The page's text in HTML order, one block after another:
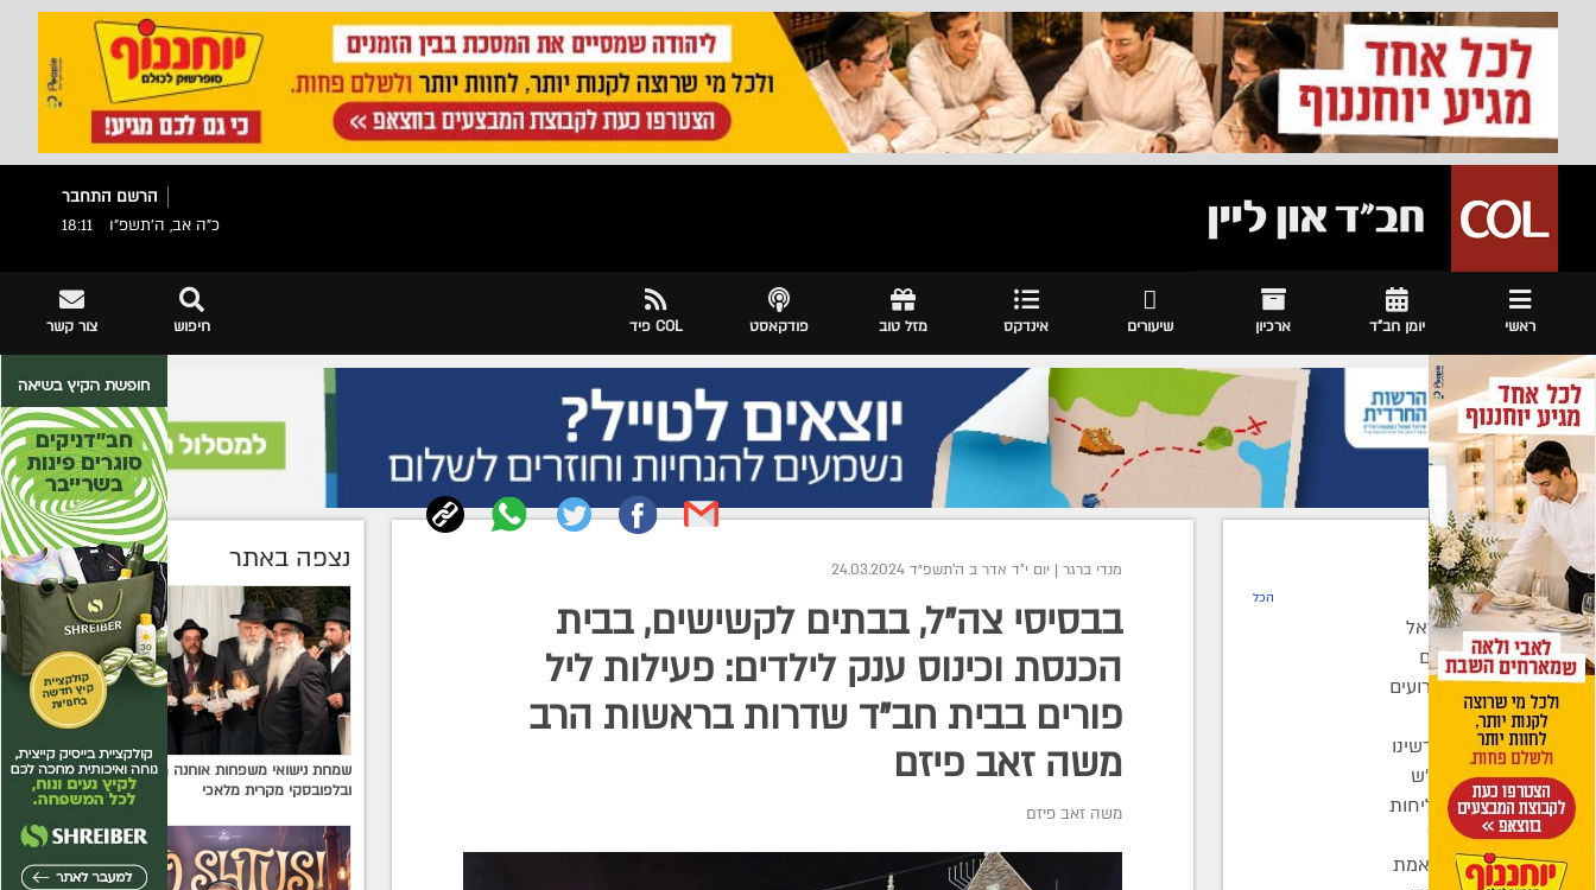
הרשם התחבר
כ"ה אב, ה׳תשפ״ו
18:11
ראשי יומן חב"ד ארכיון שיעורים אינדקס מזל טוב פודקאסט COL פיד צור קשר חיפוש
חדשות
רדיו COL הכל
חב"ד בישראל
חב"ד בעולם
כינוסים ואירועים
קהילות
בחצרות קדשינו
שמחות אנ"ש
יוצאים לשליחות
נשות חב"ד
ברוך דיין האמת
מנדי ברגר | יום י"ד אדר ב ה׳תשפ״ד 24.03.2024
בבסיסי צה"ל, בבתים לקשישים, בבית
הכנסת וכינוס ענק לילדים: פעילות ליל
פורים בבית חב"ד שדרות בראשות הרב
משה זאב פיזם
משה זאב פיזם
נצפה באתר
שמחת נישואי משפחות אוחנה מרחובות
ובלפובסקי מקרית מלאכי